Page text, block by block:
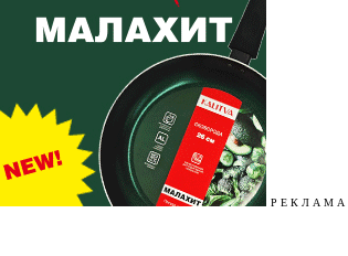
Р Е К Л А М А